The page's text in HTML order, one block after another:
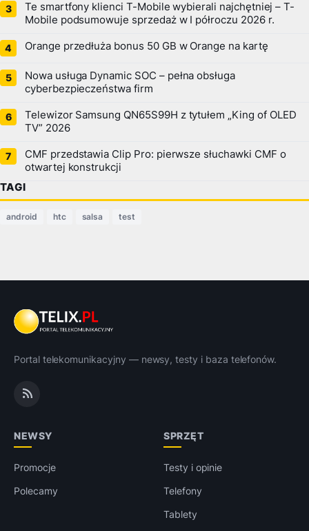
Te smartfony klienci T-Mobile wybierali najchętniej – T-
Mobile podsumowuje sprzedaż w I półroczu 2026 r.
Orange przedłuża bonus 50 GB w Orange na kartę
Nowa usługa Dynamic SOC – pełna obsługa
cyberbezpieczeństwa firm
Telewizor Samsung QN65S99H z tytułem „King of OLED
TV” 2026
CMF przedstawia Clip Pro: pierwsze słuchawki CMF o
otwartej konstrukcji
TAGI
android htc salsa test
Portal telekomunikacyjny — newsy, testy i baza telefonów.
NEWSY
Promocje
Polecamy
SPRZĘT
Testy i opinie
Telefony
Tablety